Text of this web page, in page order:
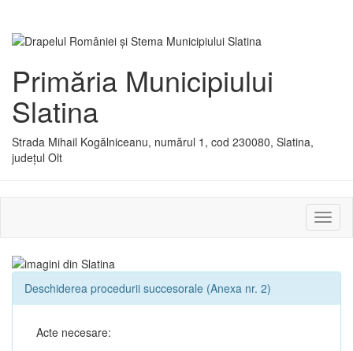
Primăria Municipiului
Slatina
Strada Mihail Kogălniceanu, numărul 1, cod 230080, Slatina,
județul Olt
sau
Deschiderea procedurii succesorale (Anexa nr. 2)
Acte necesare: